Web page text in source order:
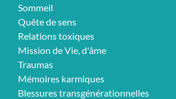
Sommeil
Quête de sens
Relations toxiques
Mission de Vie, d'âme
Traumas
Mémoires karmiques
Blessures transgénérationnelles